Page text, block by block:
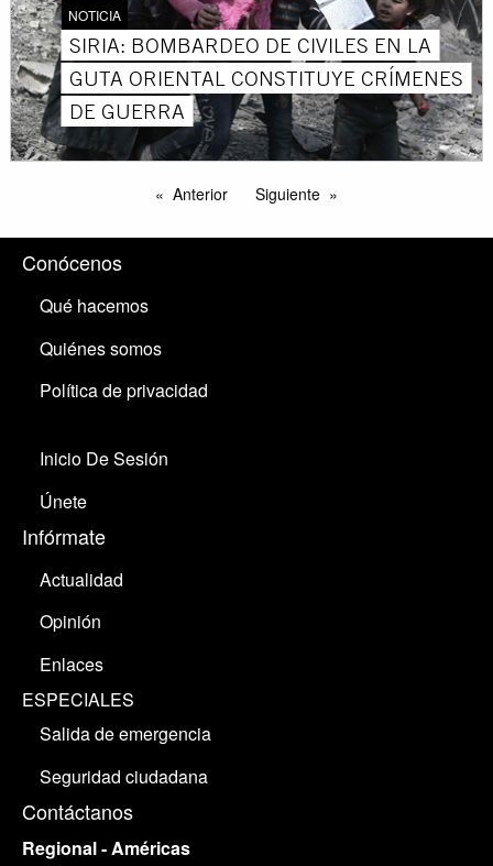
NOTICIA
SIRIA: BOMBARDEO DE CIVILES EN LA
GUTA ORIENTAL CONSTITUYE CRÍMENES
DE GUERRA
Anterior Siguiente
Conócenos
Qué hacemos
Quiénes somos
Política de privacidad
Inicio De Sesión
Únete
Infórmate
Actualidad
Opinión
Enlaces
ESPECIALES
Salida de emergencia
Seguridad ciudadana
Contáctanos
Regional - Américas